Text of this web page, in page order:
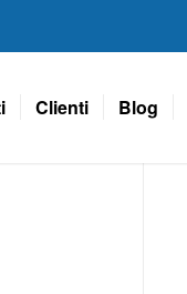
Clienti Blog